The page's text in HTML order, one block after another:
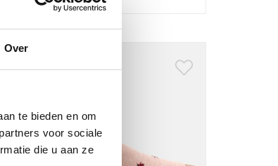
Over
te bieden en om
voor sociale
die u aan ze